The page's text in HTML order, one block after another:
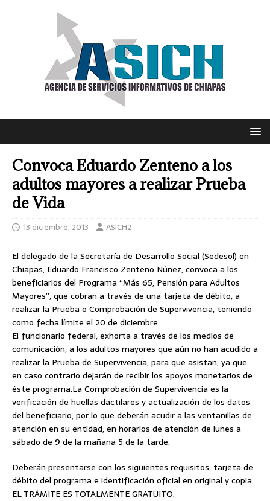
Convoca Eduardo Zenteno a los
adultos mayores a realizar Prueba
de Vida
13 diciembre, 2013 ASICH2
El delegado de la Secretaría de Desarrollo Social (Sedesol) en
Chiapas, Eduardo Francisco Zenteno Núñez, convoca a los
beneficiarios del Programa “Más 65, Pensión para Adultos
Mayores”, que cobran a través de una tarjeta de débito, a
realizar la Prueba o Comprobación de Supervivencia, teniendo
como fecha límite el 20 de diciembre.
El funcionario federal, exhorta a través de los medios de
comunicación, a los adultos mayores que aún no han acudido a
realizar la Prueba de Supervivencia, para que asistan, ya que
en caso contrario dejarán de recibir los apoyos monetarios de
éste programa.La Comprobación de Supervivencia es la
verificación de huellas dactilares y actualización de los datos
del beneficiario, por lo que deberán acudir a las ventanillas de
atención en su entidad, en horarios de atención de lunes a
sábado de 9 de la mañana 5 de la tarde.
Deberán presentarse con los siguientes requisitos: tarjeta de
débito del programa e identificación oficial en original y copia.
EL TRÁMITE ES TOTALMENTE GRATUITO.